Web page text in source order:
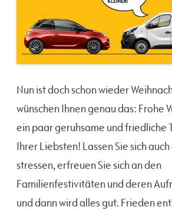
Nun ist doch schon wieder
wünschen Ihnen genau das: Frohe
ein paar geruhsame und friedliche
Ihrer Liebsten! Lassen Sie sich
stressen, erfreuen Sie sich an den
Familienfestivitäten und deren
und dann wird alles gut. Frieden